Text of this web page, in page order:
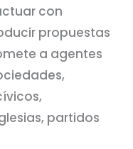
con
propuestas
a agentes
partidos